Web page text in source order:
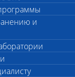
и
в 20 %
роль,
в более